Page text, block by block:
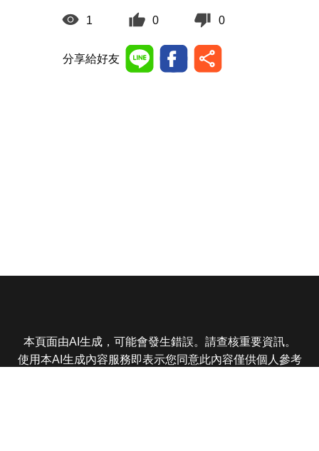
1 0 0
分享給好友
本頁面由AI生成，可能會發生錯誤。請查核重要資訊。
使用本AI生成內容服務即表示您同意此內容僅供個人參考